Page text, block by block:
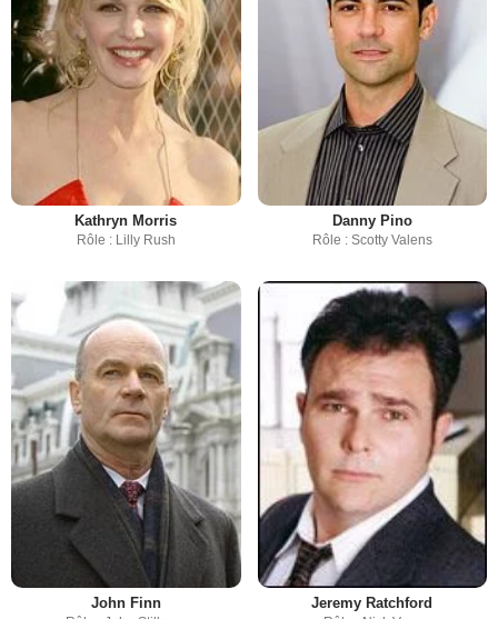
Kathryn Morris
Rôle : Lilly Rush
Danny Pino
Rôle : Scotty Valens
John Finn Jeremy Ratchford